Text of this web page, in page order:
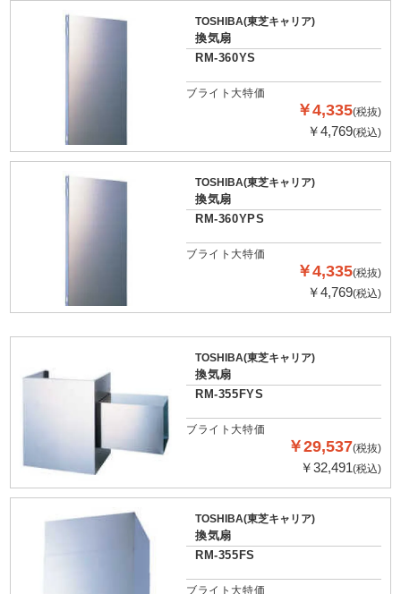
TOSHIBA(東芝キャリア)
換気扇
RM-360YS
ブライト大特価
￥4,335(税抜)
￥4,769(税込)
TOSHIBA(東芝キャリア)
換気扇
RM-360YPS
ブライト大特価
￥4,335(税抜)
￥4,769(税込)
TOSHIBA(東芝キャリア)
換気扇
RM-355FYS
ブライト大特価
￥29,537(税抜)
￥32,491(税込)
TOSHIBA(東芝キャリア)
換気扇
RM-355FS
ブライト大特価